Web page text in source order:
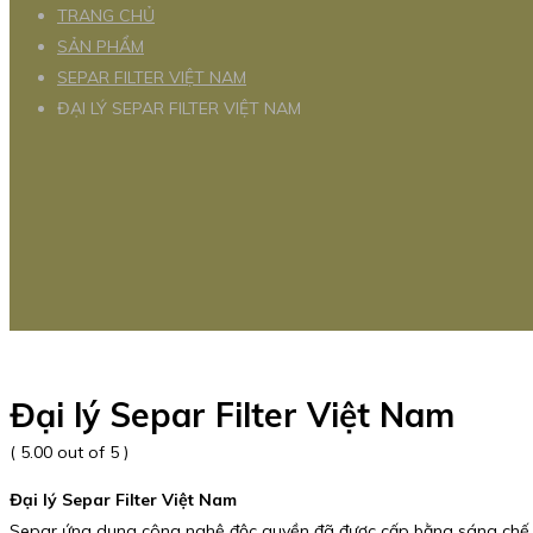
TRANG CHỦ
SẢN PHẨM
SEPAR FILTER VIỆT NAM
ĐẠI LÝ SEPAR FILTER VIỆT NAM
Đại lý Separ Filter Việt Nam
( 5.00 out of 5 )
Đại lý Separ Filter Việt Nam